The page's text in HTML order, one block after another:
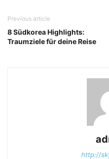
Previous article
8 Südkorea Highlights:
Traumziele für deine Reise
http://